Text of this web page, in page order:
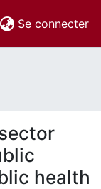
Se connecter
health